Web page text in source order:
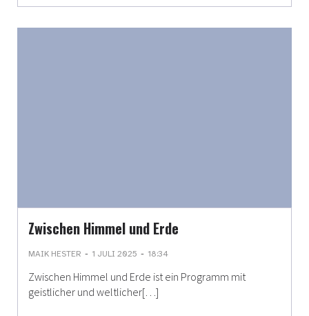
Zwischen Himmel und Erde
MAIK HESTER - 1 JULI 2025 - 18:34
Zwischen Himmel und Erde ist ein Programm mit
geistlicher und weltlicher[…]